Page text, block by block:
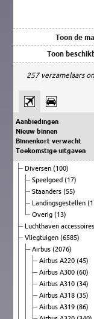
Toon de
Toon
257 verzamelaars
Aanbiedingen
Nieuw binnen
Binnenkort verwacht
Toekomstige uitgaven
Diversen (100)
Speelgoed (17)
Staanders (55)
Landingsgestellen
Overig (13)
Luchthaven accessoires
Vliegtuigen (6585)
Airbus (2076)
Airbus A220 (45)
Airbus A300 (60)
Airbus A310 (34)
Airbus A318 (35)
Airbus A319 (86)